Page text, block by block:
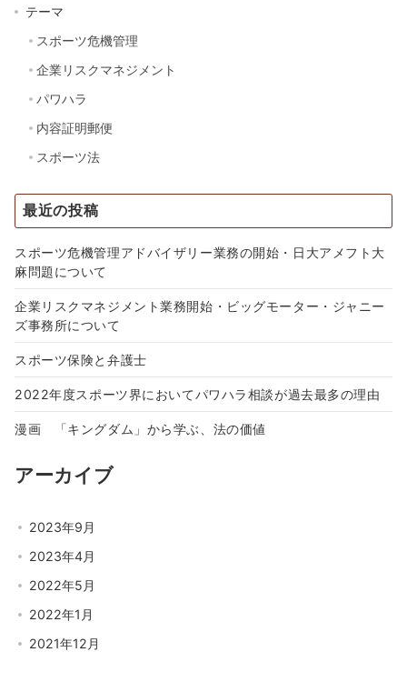
テーマ
スポーツ危機管理
企業リスクマネジメント
パワハラ
内容証明郵便
スポーツ法
最近の投稿
スポーツ危機管理アドバイザリー業務の開始・日大アメフト大
麻問題について
企業リスクマネジメント業務開始・ビッグモーター・ジャニー
ズ事務所について
スポーツ保険と弁護士
2022年度スポーツ界においてパワハラ相談が過去最多の理由
漫画 「キングダム」から学ぶ、法の価値
アーカイブ
2023年9月
2023年4月
2022年5月
2022年1月
2021年12月